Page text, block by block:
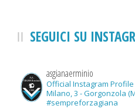
SEGUICI SU
asgianaerminio
Official Instagram Profile
Milano, 3 - Gorgonzola
#sempreforzagiana